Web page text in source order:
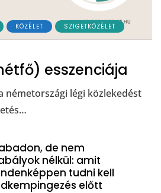
KÖZÉLET SZIGETKÖZÉLET
esszenciája
németországi légi közlekedést
de nem
nélkül: amit
tudni kell
előtt